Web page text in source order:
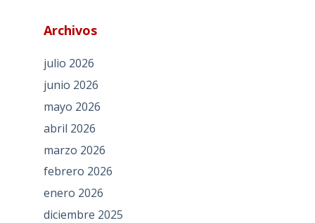
Archivos
julio 2026
junio 2026
mayo 2026
abril 2026
marzo 2026
febrero 2026
enero 2026
diciembre 2025